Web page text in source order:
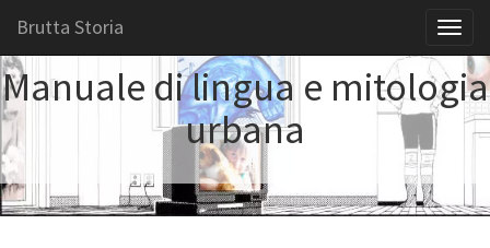
Brutta Storia
Manuale di lingua e mitologia
urbana